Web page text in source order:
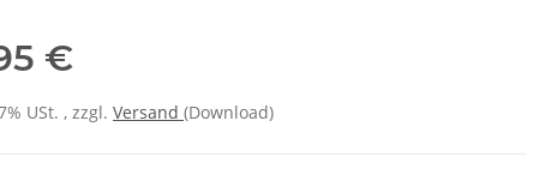
€
USt. , zzgl. Versand (Download)